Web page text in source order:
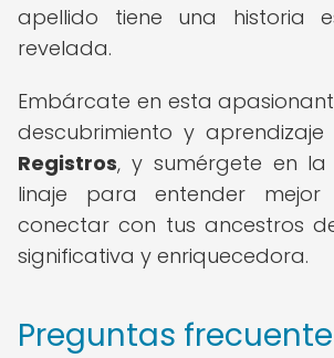
apellido tiene una historia
revelada.
Embárcate en esta
descubrimiento y aprendizaje
Registros, y sumérgete en
linaje para entender
conectar con tus ancestros
significativa y enriquecedora.
Preguntas